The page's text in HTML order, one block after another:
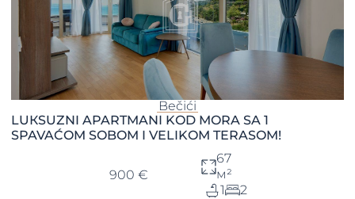
Bečići
LUКSUZNI APARTMANI KOD MORA SA 1
SPAVAĆOM SOBOM I VELIKOM TERASOM!
900 €
67
м²
1
2